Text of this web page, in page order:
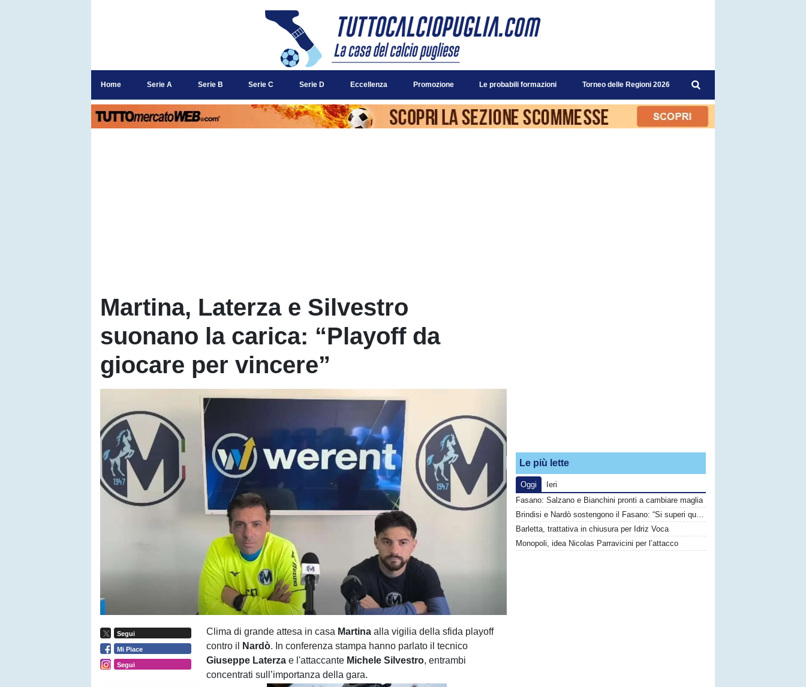
Home Serie A Serie B Serie C Serie D Eccellenza Promozione Le probabili formazioni Torneo delle Regioni 2026
Martina, Laterza e Silvestro
suonano la carica: “Playoff da
giocare per vincere”
Segui
Mi Piace
Segui
Clima di grande attesa in casa Martinaalla vigilia della sfida playoff
contro il
Nardò. In conferenza stampa hanno parlato il tecnico
Giuseppe Laterza e l'attaccante Michele Silvestro, entrambi
concentrati sull’importanza della gara.
Le più lette
Oggi
Ieri
Fasano: Salzano e Bianchini pronti a cambiare maglia
Brindisi e Nardò sostengono il Fasano: “Si superi questo momento quanto prima”
Barletta, trattativa in chiusura per Idriz Voca
Monopoli, idea Nicolas Parravicini per l’attacco